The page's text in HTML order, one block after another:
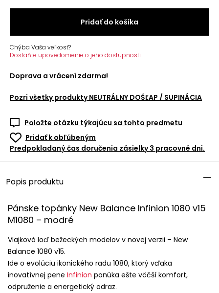
Pridať do košíka
Chýba Vaša veľkosť?
Dostaňte upovedomenie o jeho dostupnosti
Doprava a vrácení zdarma!
Pozri všetky produkty NEUTRÁLNY DOŠĽAP / SUPINÁCIA
Položte otázku týkajúcu sa tohto predmetu
Pridať k obľúbeným
Predpokladaný čas doručenia zásielky 3 pracovné dni.
Popis produktu
Pánske topánky New Balance Infinion 1080 v15
M1080 – modré
Vlajková loď bežeckých modelov v novej verzii – New
Balance 1080 v15.
Ide o evolúciu ikonického radu 1080, ktorý vďaka
inovatívnej pene Infinion ponúka ešte väčší komfort,
odpruženie a energetický odraz.